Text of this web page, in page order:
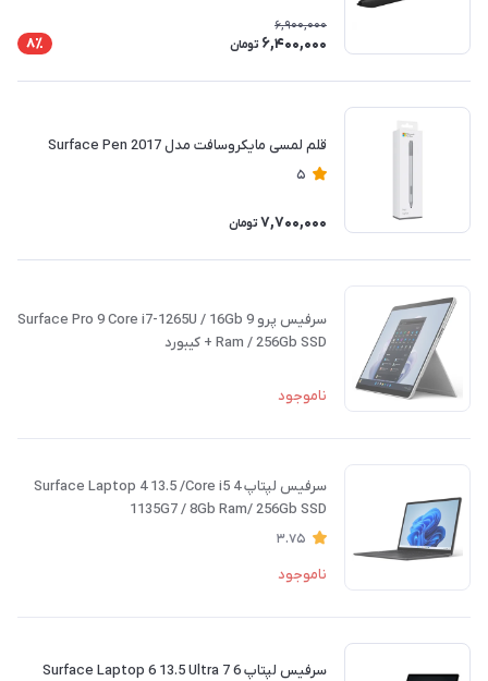
6,900,000
6,400,000 تومان 8٪
قلم لمسی مایکروسافت مدل Surface Pen 2017
5
7,700,000 تومان
سرفیس پرو 9 Surface Pro 9 Core i7-1265U / 16Gb
Ram / 256Gb SSD + کیبورد
ناموجود
سرفیس لپتاپ 4 Surface Laptop 4 13.5 /Core i5
1135G7 / 8Gb Ram/ 256Gb SSD
3.75
ناموجود
سرفیس لپتاپ 6 Surface Laptop 6 13.5 Ultra 7